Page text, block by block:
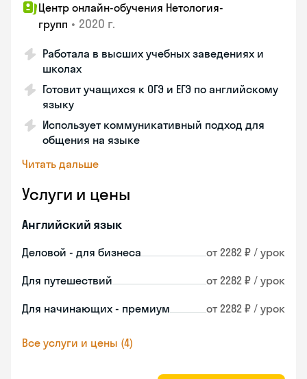
Центр онлайн-обучения Нетология-
групп • 2020 г.
Работала в высших учебных заведениях и
школах
Готовит учащихся к ОГЭ и ЕГЭ по английскому
языку
Использует коммуникативный подход для
общения на языке
Читать дальше
Услуги и цены
Английский язык
Деловой - для бизнеса от 2282 ₽ / урок
Для путешествий от 2282 ₽ / урок
Для начинающих - премиум от 2282 ₽ / урок
Все услуги и цены (4)